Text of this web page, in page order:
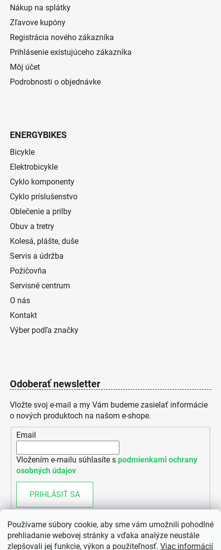
Používame súbory cookie, aby sme vám umožnili pohodlné
prehliadanie webovej stránky a vďaka analýze neustále
zlepšovali jej funkcie, výkon a použiteľnosť. Viac informácií
Nákup na splátky
Zľavove kupóny
Registrácia nového zákazníka
Prihlásenie existujúceho zákazníka
Môj účet
Podrobnosti o objednávke
ENERGYBIKES
Bicykle
Elektrobicykle
Cyklo komponenty
Cyklo príslušenstvo
Oblečenie a prilby
Obuv a tretry
Kolesá, plášte, duše
Servis a údržba
Požičovňa
Servisné centrum
O nás
Kontakt
Výber podľa značky
Odoberať newsletter
Vložte svoj e-mail a my Vám budeme zasielať informácie
o nových produktoch na našom e-shope.
Email
Vložením e-mailu súhlasíte s podmienkami ochrany
osobných údajov
PRIHLÁSIŤ SA